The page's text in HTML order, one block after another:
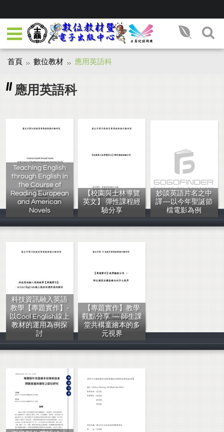
首頁 數位教材 應用英語科
應用英語科
Teaching English
through English in
the Course of
Reading European
and American
Novels
李曉菁、劉昆龍
【校園與士林導覽
英文】 彈性課程經
驗分享
李曉菁、陳惠貞
妙談英語片名之中
譯—以今年聖誕節
檔電影為例
黃斌峰
科技資訊融入英語
教學【專題實作】-
以Cool English線上
教材的運用為例探
討
李曉菁、黃鴻盛
【專題實作】教學
觀點分享 — 師生課
堂共構童繪本的多
元視界
李曉菁、黃鴻盛